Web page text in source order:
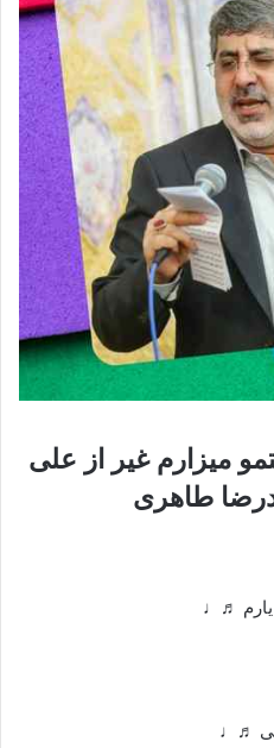
میزارم غیر از علی
طاهری
یارم ♬♩
♬♩